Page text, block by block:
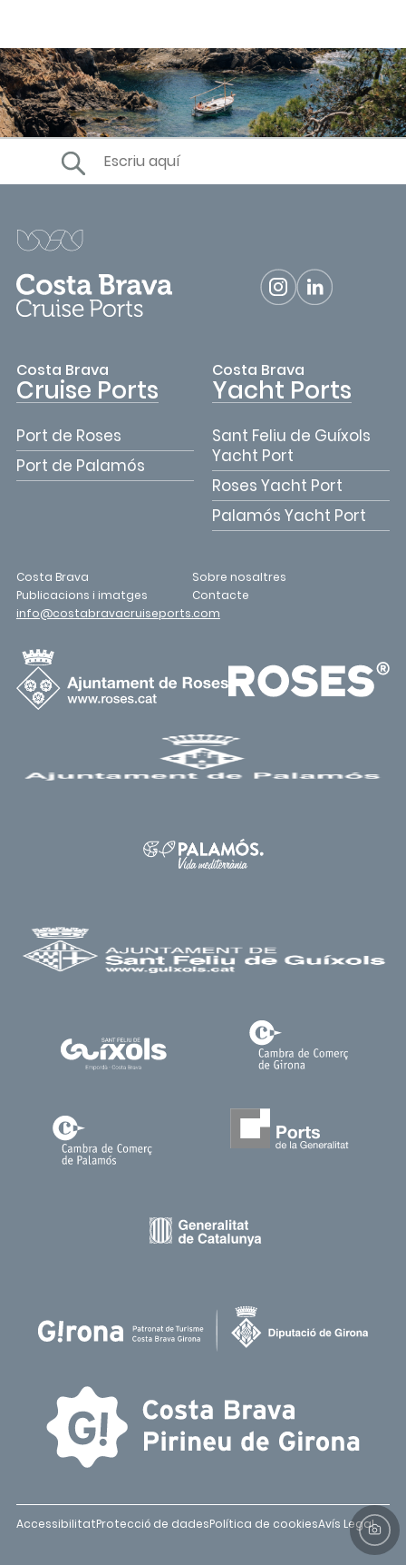
Costa Brava
Cruise Ports
Port de Roses
Port de Palamós
Costa Brava
Yacht Ports
Sant Feliu de Guíxols
Yacht Port
Roses Yacht Port
Palamós Yacht Port
Costa Brava
Sobre nosaltres
Publicacions i imatges
Contacte
info@costabravacruiseports.com
AccessibilitatProtecció de dadesPolítica de cookiesAvís Legal